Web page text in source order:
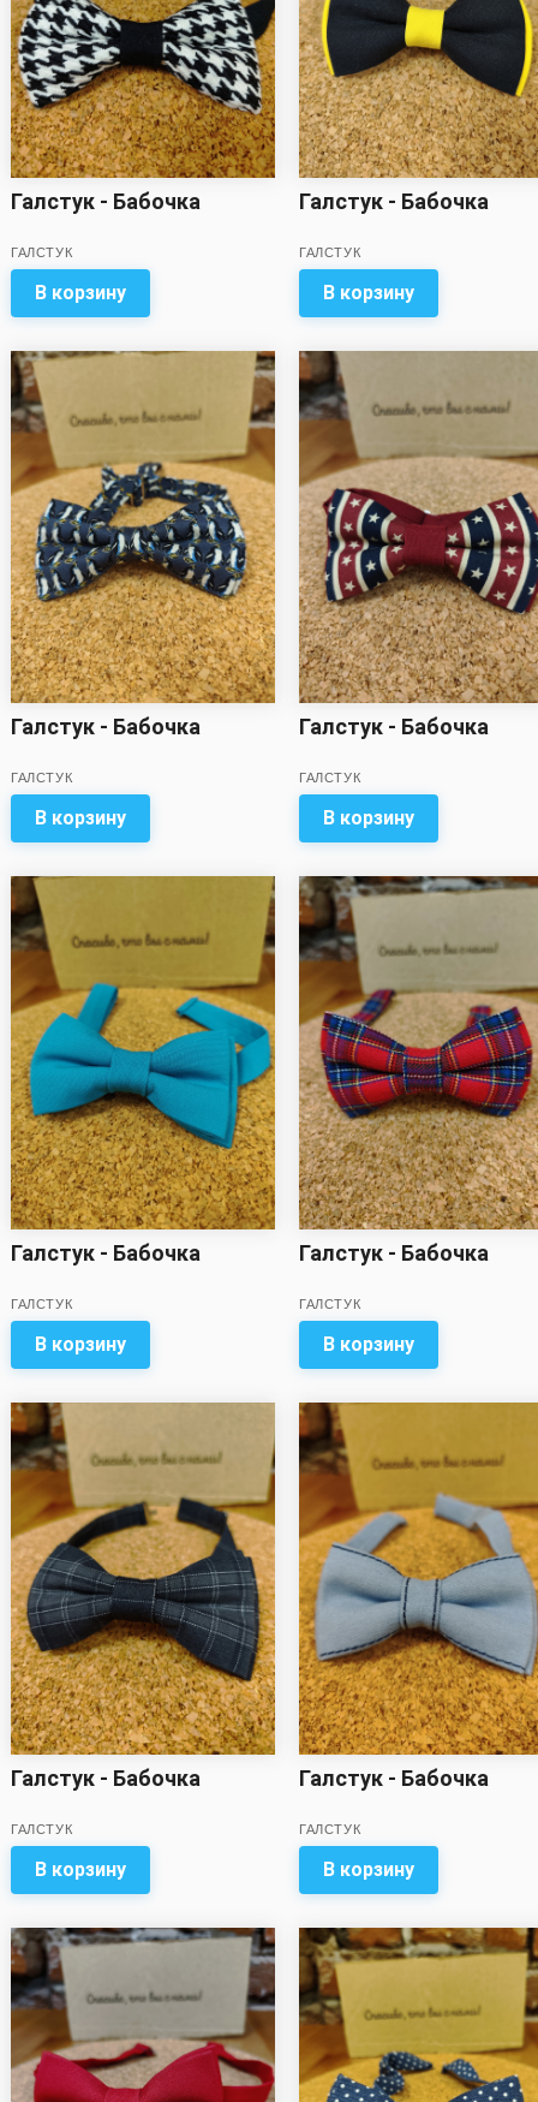
Галстук - Бабочка
ГАЛСТУК
В корзину
Галстук - Бабочка
ГАЛСТУК
В корзину
Галстук - Бабочка
ГАЛСТУК
В корзину
Галстук - Бабочка
ГАЛСТУК
В корзину
Галстук - Бабочка
ГАЛСТУК
В корзину
Галстук - Бабочка
ГАЛСТУК
В корзину
Галстук - Бабочка
ГАЛСТУК
В корзину
Галстук - Бабочка
ГАЛСТУК
В корзину